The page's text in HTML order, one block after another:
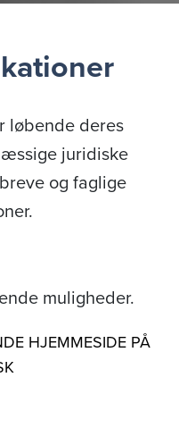
løbende deres
juridiske
og faglige
muligheder.
HJEMMESIDE PÅ